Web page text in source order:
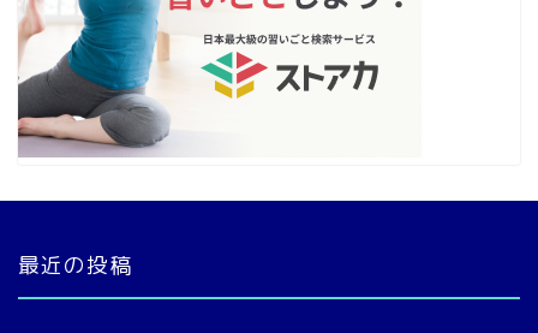
最近の投稿